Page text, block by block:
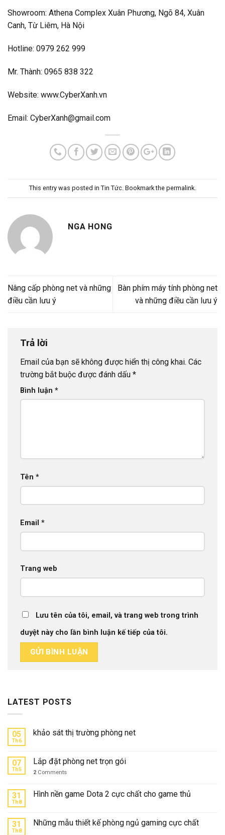
Showroom: Athena Complex Xuân Phương, Ngõ 84, Xuân
Canh, Từ Liêm, Hà Nội
Hotline: 0979 262 999
Mr. Thành: 0965 838 322
Website: www.CyberXanh.vn
Email: CyberXanh@gmail.com
This entry was posted in Tin Tức . Bookmark the permalink
NGA HONG
Nâng cấp phòng net và những
điều cần lưu ý
Bàn phím máy tính phòng net
và những điều cần lưu ý
Trả lời
Email của bạn sẽ không được hiển thị công khai. Các
trường bắt buộc được đánh dấu *
Bình luận *
Tên *
Email *
Trang web
Lưu tên của tôi, email, và trang web trong trình
duyệt này cho lần bình luận kế tiếp của tôi.
LATEST POSTS
05
Th6
khảo sát thị trường phòng net
07
Th5
Lắp đặt phòng net trọn gói
2 Comments
31
Th8
Hình nền game Dota 2 cực chất cho game thủ
31
Th8
Những mẫu thiết kế phòng ngủ gaming cực chất